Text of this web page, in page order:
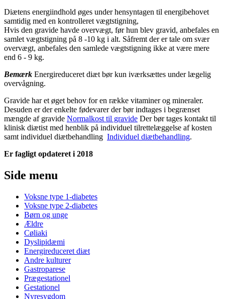
Diætens energiindhold øges under hensyntagen til energibehovet
samtidig med en kontrolleret vægtstigning,
Hvis den gravide havde overvægt, før hun blev gravid, anbefales en
samlet vægtstigning på 8 -10 kg i alt. Såfremt der er tale om svær
overvægt, anbefales den samlede vægtstigning ikke at være mere
end 6 - 9 kg.
Bemærk Energireduceret diæt bør kun iværksættes under lægelig
overvågning.
Gravide har et øget behov for en række vitaminer og mineraler.
Desuden er der enkelte fødevarer der bør indtages i begrænset
mængde af gravide Normalkost til gravide Der bør tages kontakt til
klinisk diætist med henblik på individuel tilrettelæggelse af kosten
samt individuel diætbehandling Individuel diætbehandling.
Er fagligt opdateret i 2018
Side menu
Voksne type 1-diabetes
Voksne type 2-diabetes
Børn og unge
Ældre
Cøliaki
Dyslipidæmi
Energireduceret diæt
Andre kulturer
Gastroparese
Prægestationel
Gestationel
Nyresygdom